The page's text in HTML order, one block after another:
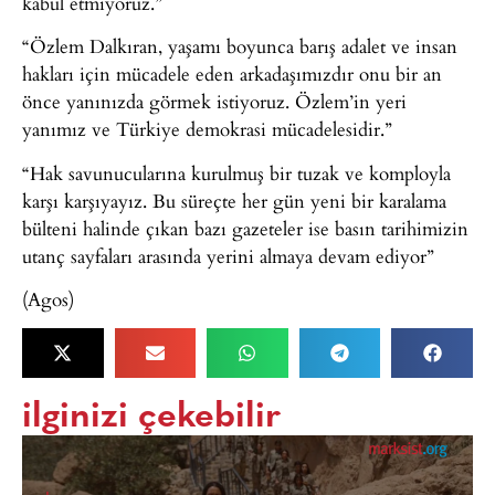
“Özlem Dalkıran, yaşamı boyunca barış adalet ve insan
hakları için mücadele eden arkadaşımızdır onu bir an
önce yanınızda görmek istiyoruz. Özlem’in yeri
yanımız ve Türkiye demokrasi mücadelesidir.”
“Hak savunucularına kurulmuş bir tuzak ve komployla
karşı karşıyayız. Bu süreçte her gün yeni bir karalama
bülteni halinde çıkan bazı gazeteler ise basın tarihimizin
utanç sayfaları arasında yerini almaya devam ediyor”
(Agos)
ilginizi çekebilir